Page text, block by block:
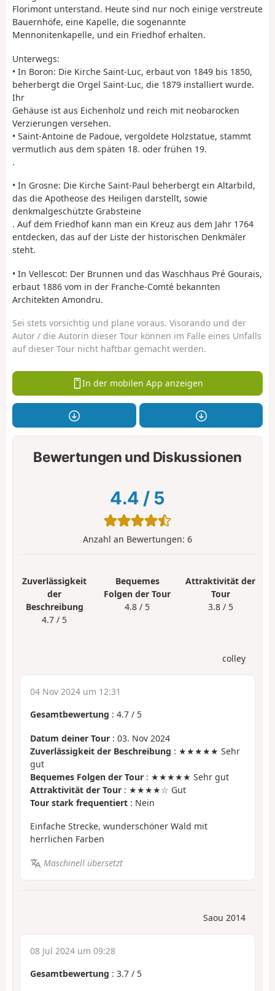
Florimont unterstand. Heute sind nur noch einige verstreute
Bauernhöfe, eine Kapelle, die sogenannte
Mennonitenkapelle, und ein Friedhof erhalten.
Unterwegs:
• In Boron: Die Kirche Saint-Luc, erbaut von 1849 bis 1850,
beherbergt die Orgel Saint-Luc, die 1879 installiert wurde.
Ihr
Gehäuse ist aus Eichenholz und reich mit neobarocken
Verzierungen versehen.
• Saint-Antoine de Padoue, vergoldete Holzstatue, stammt
vermutlich aus dem späten 18. oder frühen 19.
.
• In Grosne: Die Kirche Saint-Paul beherbergt ein Altarbild,
das die Apotheose des Heiligen darstellt, sowie
denkmalgeschützte Grabsteine
. Auf dem Friedhof kann man ein Kreuz aus dem Jahr 1764
entdecken, das auf der Liste der historischen Denkmäler
steht.
• In Vellescot: Der Brunnen und das Waschhaus Pré Gourais,
erbaut 1886 vom in der Franche-Comté bekannten
Architekten Amondru.
Sei stets vorsichtig und plane voraus. Visorando und der
Autor / die Autorin dieser Tour können im Falle eines Unfalls
auf dieser Tour nicht haftbar gemacht werden.
In der mobilen App anzeigen
Bewertungen und Diskussionen
4.4 / 5
Anzahl an Bewertungen: 6
Zuverlässigkeit
der
Beschreibung
4.7 / 5
Bequemes
Folgen der Tour
4.8 / 5
Attraktivität der
Tour
3.8 / 5
colley
04 Nov 2024 um 12:31
Gesamtbewertung : 4.7 / 5
Datum deiner Tour : 03. Nov 2024
Zuverlässigkeit der Beschreibung : ★★★★★ Sehr
gut
Bequemes Folgen der Tour : ★★★★★ Sehr gut
Attraktivität der Tour : ★★★★☆ Gut
Tour stark frequentiert : Nein
Einfache Strecke, wunderschöner Wald mit
herrlichen Farben
Maschinell übersetzt
Saou 2014
08 Jul 2024 um 09:28
Gesamtbewertung : 3.7 / 5